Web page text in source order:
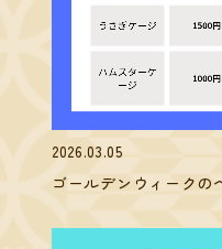
2026.03.05
ゴールデンウィークの